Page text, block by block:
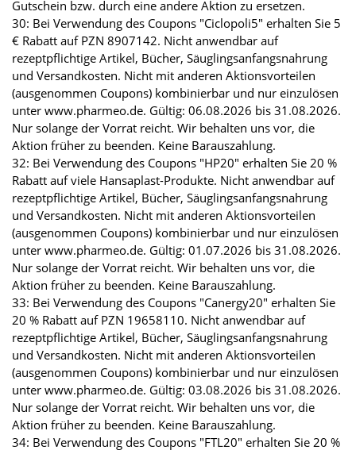
Gutschein bzw. durch eine andere Aktion zu ersetzen.
30: Bei Verwendung des Coupons "Ciclopoli5" erhalten Sie 5
€ Rabatt auf PZN 8907142. Nicht anwendbar auf
rezeptpflichtige Artikel, Bücher, Säuglingsanfangsnahrung
und Versandkosten. Nicht mit anderen Aktionsvorteilen
(ausgenommen Coupons) kombinierbar und nur einzulösen
unter www.pharmeo.de. Gültig: 06.08.2026 bis 31.08.2026.
Nur solange der Vorrat reicht. Wir behalten uns vor, die
Aktion früher zu beenden. Keine Barauszahlung.
32: Bei Verwendung des Coupons "HP20" erhalten Sie 20 %
Rabatt auf viele Hansaplast-Produkte. Nicht anwendbar auf
rezeptpflichtige Artikel, Bücher, Säuglingsanfangsnahrung
und Versandkosten. Nicht mit anderen Aktionsvorteilen
(ausgenommen Coupons) kombinierbar und nur einzulösen
unter www.pharmeo.de. Gültig: 01.07.2026 bis 31.08.2026.
Nur solange der Vorrat reicht. Wir behalten uns vor, die
Aktion früher zu beenden. Keine Barauszahlung.
33: Bei Verwendung des Coupons "Canergy20" erhalten Sie
20 % Rabatt auf PZN 19658110. Nicht anwendbar auf
rezeptpflichtige Artikel, Bücher, Säuglingsanfangsnahrung
und Versandkosten. Nicht mit anderen Aktionsvorteilen
(ausgenommen Coupons) kombinierbar und nur einzulösen
unter www.pharmeo.de. Gültig: 03.08.2026 bis 31.08.2026.
Nur solange der Vorrat reicht. Wir behalten uns vor, die
Aktion früher zu beenden. Keine Barauszahlung.
34: Bei Verwendung des Coupons "FTL20" erhalten Sie 20 %